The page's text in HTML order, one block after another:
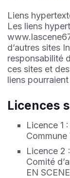
Liens
Les liens
d’autres sites
responsabilité
ces sites et
liens
Licences
Licence 1
Licence 2
Comité
EN